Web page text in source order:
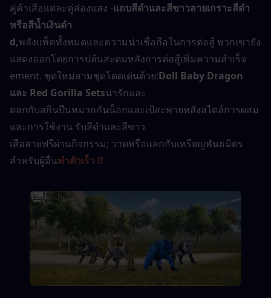
คู่ค้าเสือแต่ละคู่ส่องแสง -แถบสีดำและสีขาวลายเกราะสีดำ
หรือสีน้ำเงินดำ
d,พลังแพ็คทั้งหมดและความน่าเชื่อถือในการต่อสู้ พวกเขายัง
แสดงออกโดยการปล้นสะดมหลังการต่อสู้เพิ่มความสำเร็จ
ement. ชุดใหม่สามชุดโดดเด่นด้วย:Doll Baby Dragon
และ Red Gorilla Setsน่ารักและ
ตลกกับสกินปืนหมวกกันน็อกและเป้สะพายหลังสไตล์การผสม
และการใช้งาน รับสีดำและสีขาว
เสือลายฟรีผ่านกิจกรรม; วาดหรือแลกกับเหรียญพันธมิตร
สำหรับผู้อื่นทำตัวเร็ว !!